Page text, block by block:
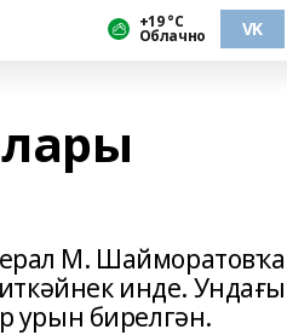
+19 °С
Облачно VK
М. Шайморатовҡа
инде. Ундағы
урын бирелгән.